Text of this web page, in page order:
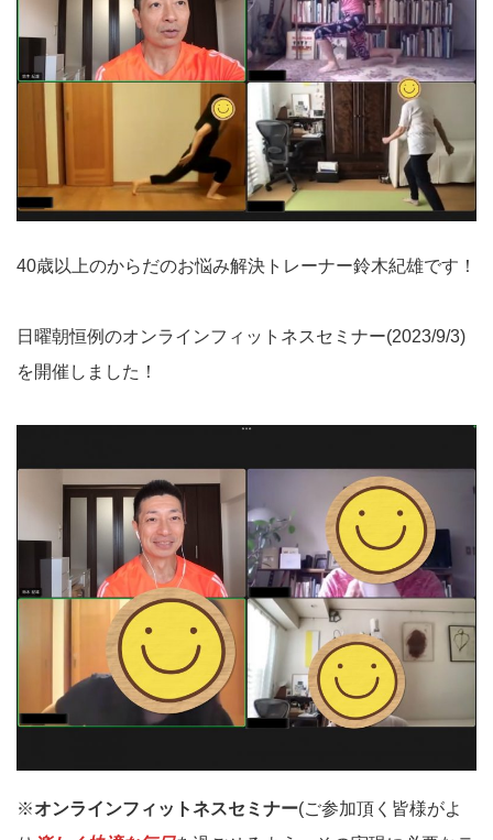
40歳以上のからだのお悩み解決トレーナー鈴木紀雄です！
日曜朝恒例のオンラインフィットネスセミナー(2023/9/3)
を開催しました！
※オンラインフィットネスセミナー(ご参加頂く皆様がよ